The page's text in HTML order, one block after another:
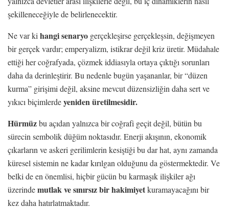
şekilleneceğiyle de belirlenecektir.
Ne var ki hangi senaryo gerçekleşirse gerçekleşsin, değişmeyen
bir gerçek vardır; emperyalizm, istikrar değil kriz üretir. Müdahale
ettiği her coğrafyada, çözmek iddiasıyla ortaya çıktığı sorunları
daha da derinleştirir. Bu nedenle bugün yaşananlar, bir “düzen
kurma” girişimi değil, aksine mevcut düzensizliğin daha sert ve
yıkıcı biçimlerdeyeniden üretilmesidir.
Hürmüzbu açıdan yalnızca bir coğrafi geçit değil, bütün bu
sürecin sembolik düğüm noktasıdır. Enerji akışının, ekonomik
çıkarların ve askeri gerilimlerin kesiştiği bu dar hat, aynı zamanda
küresel sistemin ne kadar kırılgan olduğunu da göstermektedir. Ve
belki de en önemlisi, hiçbir gücün bu karmaşık ilişkiler ağı
üzerindemutlak ve sınırsızbir hakimiyetkuramayacağını bir
kez daha hatırlatmaktadır.